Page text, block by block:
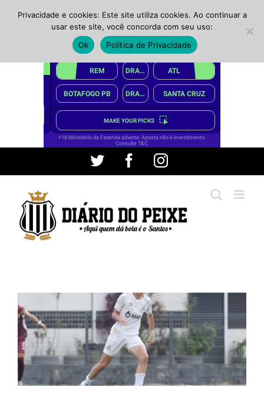
conteúdo
Twitter FacebookInstagram
Privacidade e cookies: Este site utiliza cookies. Ao continuar a
usar este site, você concorda com seu uso:
Ok
Política de Privacidade